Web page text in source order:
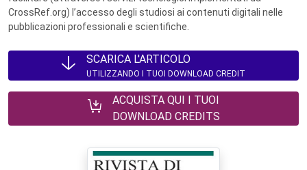
CrossRef.org) l’accesso degli studiosi ai contenuti digitali nelle
pubblicazioni professionali e scientifiche.
SCARICA L'ARTICOLO
UTILIZZANDO I TUOI DOWNLOAD CREDIT
ACQUISTA QUI I TUOI
DOWNLOAD CREDITS